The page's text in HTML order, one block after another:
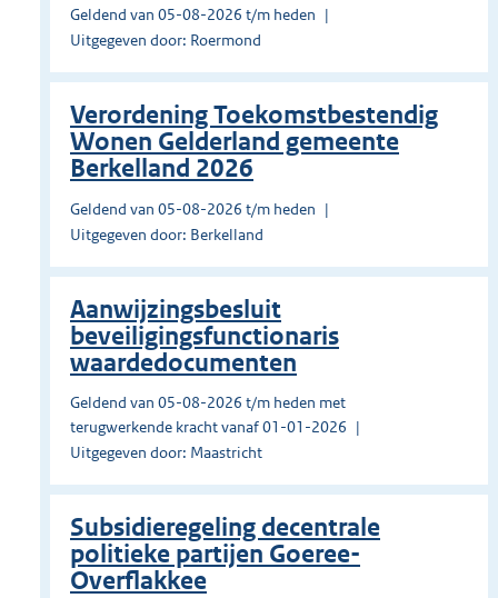
Geldend van 05-08-2026 t/m heden
Uitgegeven door: Roermond
Verordening Toekomstbestendig
Wonen Gelderland gemeente
Berkelland 2026
Geldend van 05-08-2026 t/m heden
Uitgegeven door: Berkelland
Aanwijzingsbesluit
beveiligingsfunctionaris
waardedocumenten
Geldend van 05-08-2026 t/m heden met
terugwerkende kracht vanaf 01-01-2026
Uitgegeven door: Maastricht
Subsidieregeling decentrale
politieke partijen Goeree-
Overflakkee